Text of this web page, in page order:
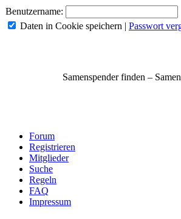
Benutzername:
Daten in Cookie speichern | Passwort
Samenspender finden –
Forum
Registrieren
Mitglieder
Suche
Regeln
FAQ
Impressum